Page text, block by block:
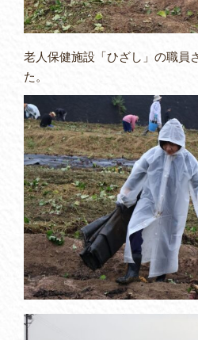
老人保健施設「ひざし」の職員
た。